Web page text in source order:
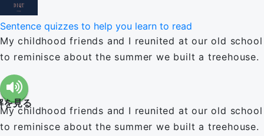
Sentence quizzes to help you learn to read
My childhood friends and I reunited at our old school
to reminisce about the summer we built a treehouse.
を見る
My childhood friends and I reunited at our old school
to reminisce about the summer we built a treehouse.